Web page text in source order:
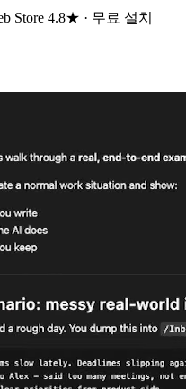
Store 4.8★ · 무료 설치